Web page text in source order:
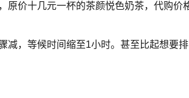
原价十几元一杯的茶颜悦色奶茶，代购价
减，等候时间缩至1小时。甚至比起想要